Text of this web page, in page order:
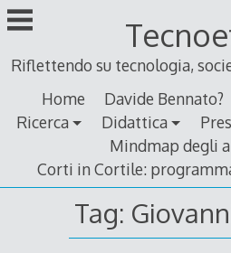
Skip
to
Riflettendo su tecnologia,
Home
Davide Bennato?
Ricerca
Didattica
Mindmap degli
Corti in Cortile:
Tag: